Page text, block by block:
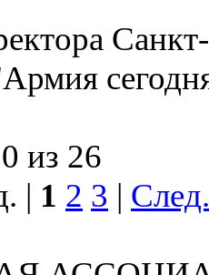
из 26
| 1 2 3 | След.